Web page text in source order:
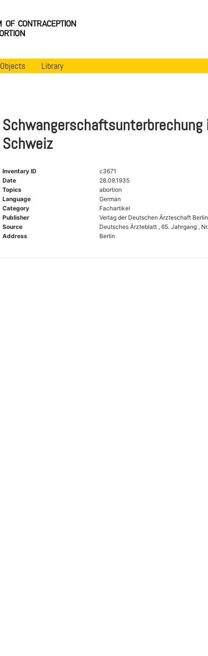
Objects Library
Schwangerschaftsunterbrechung
Schweiz
Inventary ID
c3671
Date
28.09.1935
Topics
abortion
Language
German
Category
Fachartikel
Publisher
Verlag der Deutschen Ärzteschaft Berlin
Source
Deutsches Ärzteblatt , 65. Jahrgang ,
Address
Berlin